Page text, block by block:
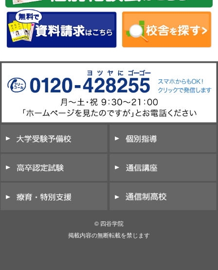
© 四谷学院
掲載内容の無断転載を禁じます